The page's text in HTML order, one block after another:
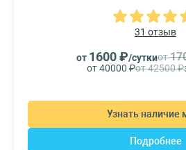
31 отзыв
от 1600 ₽/суткиот
от 40000 ₽от 42500 ₽
Узнать наличие
Подробнее